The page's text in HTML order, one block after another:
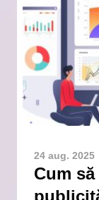
24 aug. 2025
Cum